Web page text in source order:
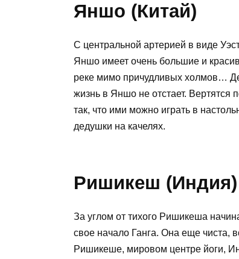
Яншо (Китай)
С центральной артерией в виде
Яншо имеет очень большие и
реке мимо причудливых холмов…
жизнь в Яншо не отстает. Вертятся
так, что ими можно играть в
дедушки на качелях.
Ришикеш (Индия)
За углом от тихого Ришикеша
свое начало Ганга. Она еще чиста,
Ришикеше, мировом центре йоги,